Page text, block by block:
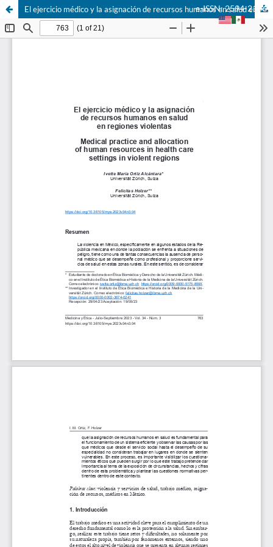
El ejercicio médico y la asignación de recursos humanos en salud en regiones violentas
e-ISSN: 2594-2166